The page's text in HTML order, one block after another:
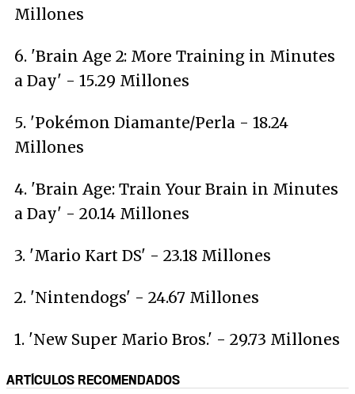
Millones
6. 'Brain Age 2: More Training in Minutes
a Day' - 15.29 Millones
5. 'Pokémon Diamante/Perla - 18.24
Millones
4. 'Brain Age: Train Your Brain in Minutes
a Day' - 20.14 Millones
3. 'Mario Kart DS' - 23.18 Millones
2. 'Nintendogs' - 24.67 Millones
1. 'New Super Mario Bros.' - 29.73 Millones
ARTÍCULOS RECOMENDADOS